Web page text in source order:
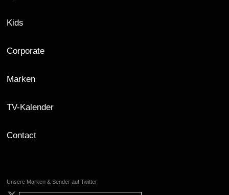
Kids
Corporate
Marken
TV-Kalender
Contact
Unsere Marken & Sender auf Twitter